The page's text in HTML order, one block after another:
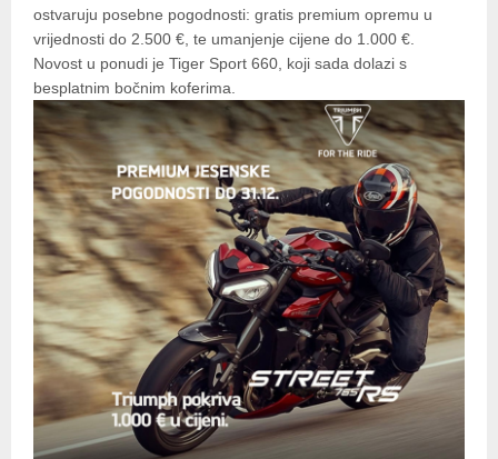
ostvaruju posebne pogodnosti: gratis premium opremu u
vrijednosti do 2.500 €, te umanjenje cijene do 1.000 €.
Novost u ponudi je Tiger Sport 660, koji sada dolazi s
besplatnim bočnim koferima.